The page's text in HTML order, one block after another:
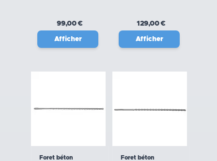
99,00 €
Afficher
129,00 €
Afficher
Foret béton
Foret béton